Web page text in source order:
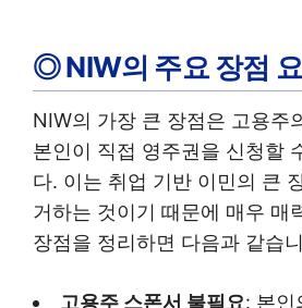
◎ NIW의 주요 장점
NIW의 가장 큰 장점은 고용주
본인이 직접 영주권을 신청할
다. 이는 취업 기반 이민의 큰
거하는 것이기 때문에 매우 매
장점을 정리하면 다음과 같습
고용주 스폰서 불필요: 본인